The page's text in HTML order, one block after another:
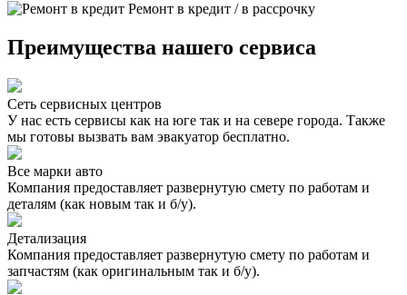
Ремонт в кредит / в рассрочку
Преимущества нашего сервиса
Сеть сервисных центров
У нас есть сервисы как на юге так и на севере города. Также
мы готовы вызвать вам эвакуатор бесплатно.
Все марки авто
Компания предоставляет развернутую смету по работам и
деталям (как новым так и б/у).
Детализация
Компания предоставляет развернутую смету по работам и
запчастям (как оригинальным так и б/у).